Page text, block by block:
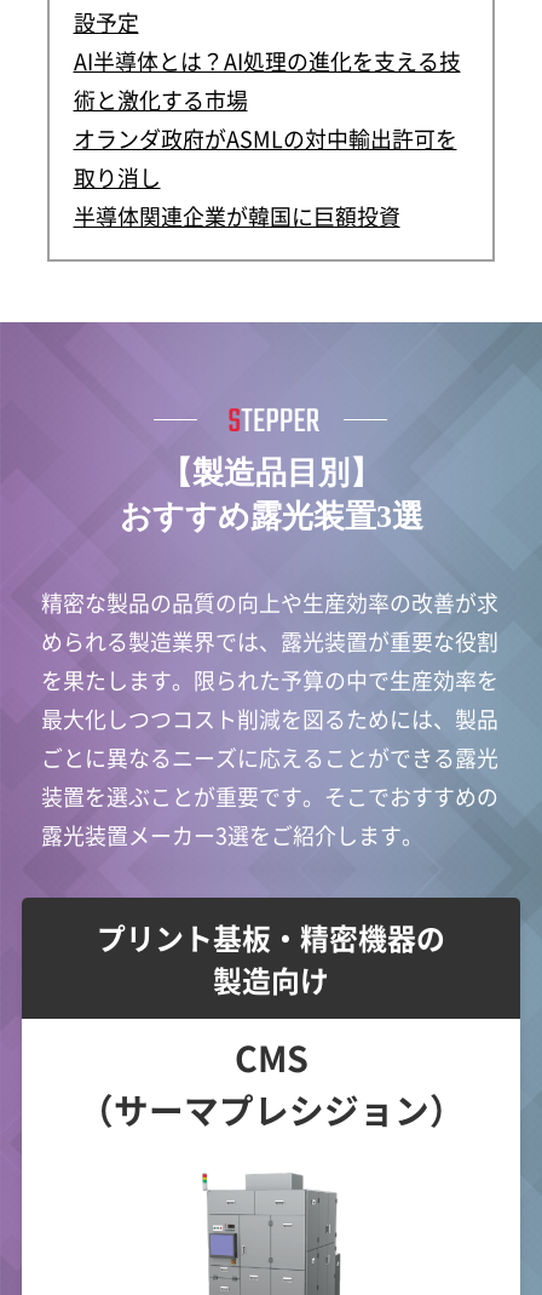
設予定
AI半導体とは？AI処理の進化を支える技
術と激化する市場
オランダ政府がASMLの対中輸出許可を
取り消し
半導体関連企業が韓国に巨額投資
【製造品目別】
おすすめ露光装置3選
精密な製品の品質の向上や生産効率の改善が求
められる製造業界では、露光装置が重要な役割
を果たします。限られた予算の中で生産効率を
最大化しつつコスト削減を図るためには、製品
ごとに異なるニーズに応えることができる露光
装置を選ぶことが重要です。そこでおすすめの
露光装置メーカー3選をご紹介します。
プリント基板・精密機器の
製造向け
CMS
（サーマプレシジョン）